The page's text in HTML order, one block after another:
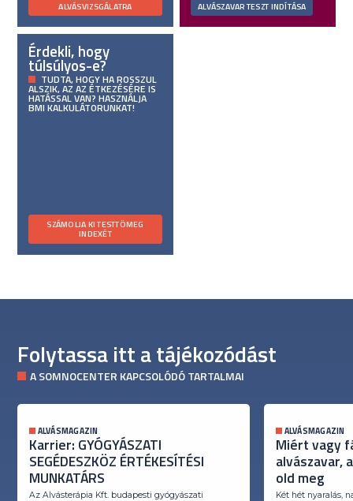
ALVÁSVIZSGÁLATRA ALVÁSZAVAR TESZT INDÍTÁSA
Érdekli, hogy
túlsúlyos-e?
TUDTA, HOGY HA ROSSZUL
ALSZIK, AZ AZ ÉTKEZÉSÉRE IS
HATÁSSAL VAN? HASZNÁLJA
BMI KALKULÁTORUNKAT!
SZÁMOLJA KI TESTTÖMEG
INDEXÉT
Folytassa itt a tájékozódást
A SOMNOCENTER KAPCSOLÓDÓ TARTALMAI
ALVÁSMAGAZIN
Karrier: GYÓGYÁSZATI
SEGÉDESZKÖZ ÉRTÉKESÍTÉSI
MUNKATÁRS
Az Alvásterápia Kft. budapesti gyógyászati
ALVÁSMAGAZIN
Miért vagy
alvászavar,
old meg
Két hét nyaralás,